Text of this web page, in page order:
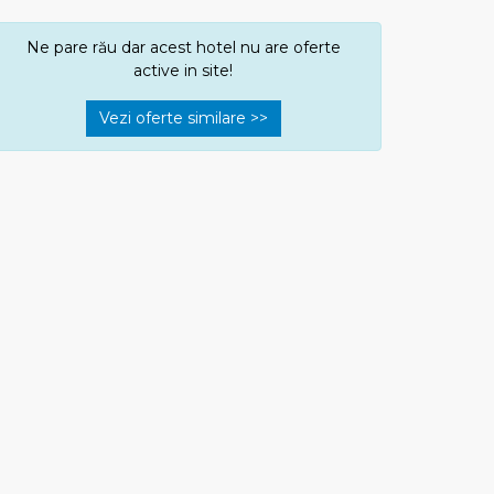
Ne pare rău dar acest hotel nu are oferte
active in site!
Vezi oferte similare >>